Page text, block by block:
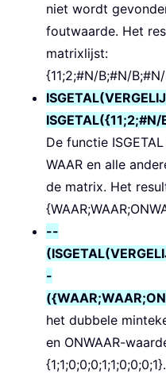
niet wordt
foutwaarde. Het
matrixlijst:
{11;2;#N/B;#N/
De functie
WAAR en alle
de matrix. Het
--
-
het dubbele
en ONWAAR-
{1;1;0;0;0;1;1;0;0;0;1}.